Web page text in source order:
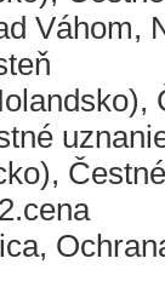
Váhom,